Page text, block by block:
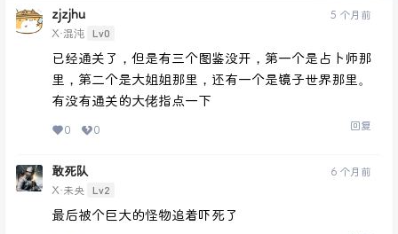
zjzjhu
X·混沌 Lv0
5 个月前
已经通关了，但是有三个图鉴没开，第一个是占卜师那
里，第二个是大姐姐那里，还有一个是镜子世界那里。
有没有通关的大佬指点一下
0 0 回复
敢死队
X·未央 Lv2
6 个月前
最后被个巨大的怪物追着吓死了